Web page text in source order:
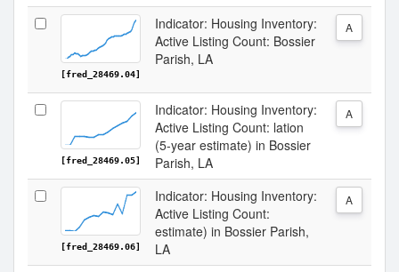
[fred_28469.04]
Indicator: Housing Inventory:
Active Listing Count: Bossier
Parish, LA
A
[fred_28469.05]
Indicator: Housing Inventory:
Active Listing Count: lation
(5-year estimate) in Bossier
Parish, LA
A
[fred_28469.06]
Indicator: Housing Inventory:
Active Listing Count:
estimate) in Bossier Parish,
LA
A